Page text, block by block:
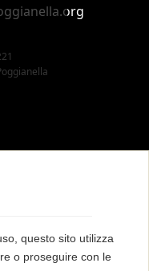
questo sito utilizza
o proseguire con le